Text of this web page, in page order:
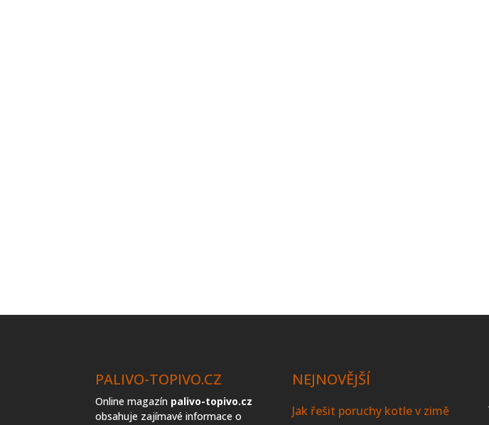
PALIVO-TOPIVO.CZ
Online magazín palivo-topivo.cz
obsahuje zajímavé informace o
NEJNOVĚJŠÍ
Jak řešit poruchy kotle v zimě